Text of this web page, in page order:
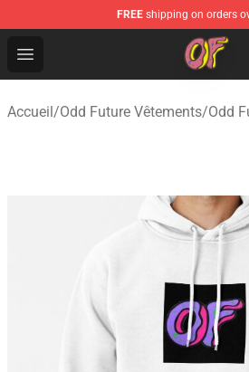
FREE shipping on orders
Open menu
Odd Future Shop - Official Odd
Accueil/Odd Future Vêtements/Odd